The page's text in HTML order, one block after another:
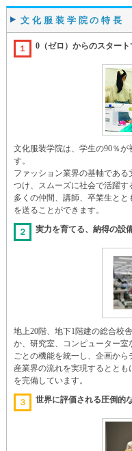
文化服装学院の特長
１ 0（ゼロ）からのスター
文化服装学院は、学生の90％
す。
ファッション業界の基軸であ
つけ、スムーズに社会で活躍す
多くの仲間、講師、卒業生と
を送ることができます。
２ 実力を育てる、納得の設
地上20階、地下1階建の総合校
か、研究室、コンピューター
ごとの機能を統一し、企画か
産業界の流れを実現するとと
を完備しています。
３ 世界に評価される圧倒的